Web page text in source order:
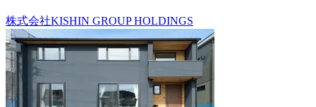
株式会社KISHIN GROUP HOLDINGS